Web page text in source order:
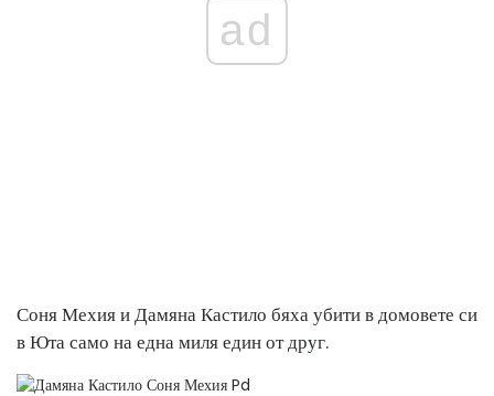
ad
Соня Мехия и Дамяна Кастило бяха убити в домовете си
в Юта само на една миля един от друг.